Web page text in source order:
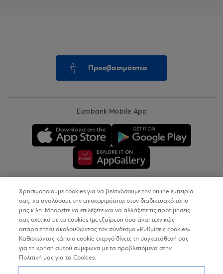
Προσβασιμότητα
Eurobank Mobile App
Copyright © 2026
Όροι Χρήσης
Προσωπικά Δεδομένα στον Διαδικτυακό Τόπο
Χρησιμοποιούμε cookies για να βελτιώσουμε την online εμπειρία
σας, να αναλύουμε την επισκεψιμότητα στον διαδικτυακό τόπο
μας κ.λπ. Μπορείτε να επιλέξετε και να αλλάξετε τις προτιμήσεις
σας σχετικά με τα cookies (με εξαίρεση όσα είναι τεχνικώς
απαραίτητα) ακολουθώντας τον σύνδεσμο «Ρυθμίσεις cookies».
Καθιστώντας κάποιο cookie ενεργό δίνετε τη συγκατάθεσή σας
για τη χρήση αυτού σύμφωνα με τα προβλεπόμενα στην
Πολιτική μας για τα Cookies.